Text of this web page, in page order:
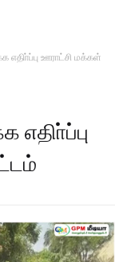
எதிா்ப்பு ஊராட்சி மக்கள்